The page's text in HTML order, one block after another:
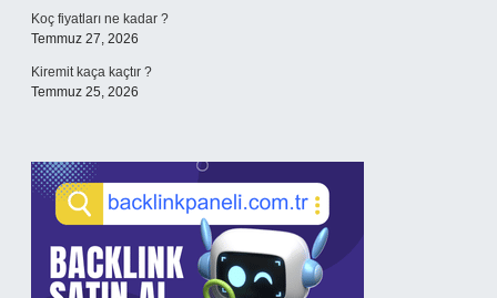
Koç fiyatları ne kadar ?
Temmuz 27, 2026
Kiremit kaça kaçtır ?
Temmuz 25, 2026